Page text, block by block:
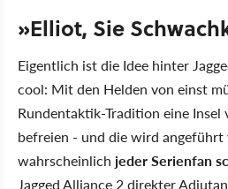
»Elliot, Sie
Eigentlich ist die Idee hinter
cool: Mit den Helden von einst
Rundentaktik-Tradition eine
befreien - und die wird
wahrscheinlich jeder Serienfan
Jagged Alliance 2 direkter